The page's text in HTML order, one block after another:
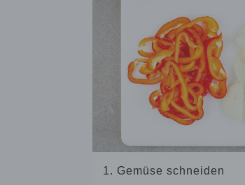
1. Gemüse schneiden